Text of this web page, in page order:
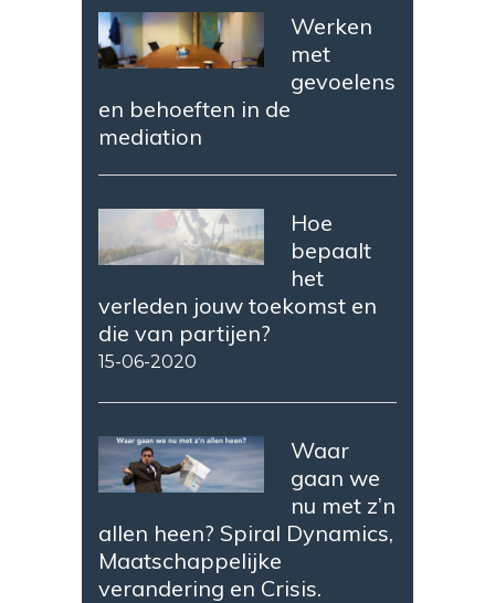
Werken
met
gevoelens
en behoeften in de
mediation
Hoe
bepaalt
het
verleden jouw toekomst en
die van partijen?
15-06-2020
Waar
gaan we
nu met z’n
allen heen? Spiral Dynamics,
Maatschappelijke
verandering en Crisis.